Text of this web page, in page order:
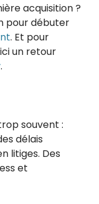
acquisition ?
pour débuter
. Et pour
un retour
.
souvent :
délais
litiges. Des
et